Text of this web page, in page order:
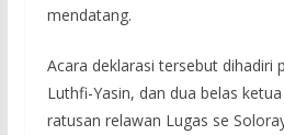
mendatang.
Acara deklarasi tersebut dihadiri
Luthfi-Yasin, dan dua belas
ratusan relawan Lugas se